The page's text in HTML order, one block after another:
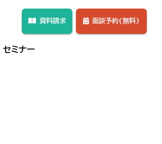
資料請求 面談予約(無料)
セミナー